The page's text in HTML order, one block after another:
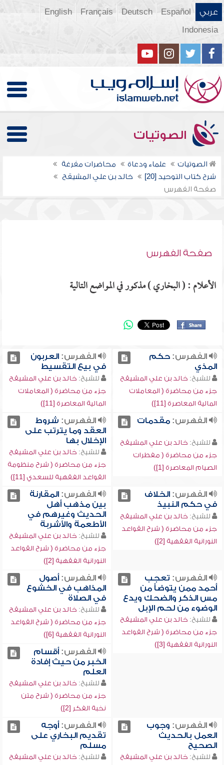
عربي Español
Deutsch
Français
English
Indonesia
الصوتيات
الصوتيات علماء ودعاة
محاضرات مفرغة
شرح كتاب التوحيد [20]
خالد بن علي المشيقح
صفحة الفهرس
صفحة الفهرس
الأعلام : ( البخاري ) مذكور في المواضع التالية
الفهرس:حكم
المذي
للشيخ: خالد بن علي المشيقح
جزء من محاضرة ( المعاملات
المالية المعاصرة [11])
الفهرس:العربون
في بيع التقسيط
للشيخ: خالد بن علي المشيقح
جزء من محاضرة ( المعاملات
المالية المعاصرة [11])
الفهرس:مقدمات
للشيخ: خالد بن علي المشيقح
جزء من محاضرة ( مفطرات
الصيام المعاصرة [1])
الفهرس: شروط
العقد وما يترتب على
الإخلال بها
للشيخ: خالد بن علي المشيقح
جزء من محاضرة ( شرح منظومة
القواعد الفقهية للسعدي [11])
الفهرس:الخلاف
في حكم النبيذ
للشيخ: خالد بن علي المشيقح
جزء من محاضرة ( شرح القواعد
النورانية الفقهية [2])
الفهرس:المقارنة
بين مذهب أهل
الحديث وغيرهم في
الأطعمة والأشربة
للشيخ: خالد بن علي المشيقح
جزء من محاضرة ( شرح القواعد
النورانية الفقهية [2])
الفهرس: تعجب
أحمد ممن يتوضأ من
مس الذكر والضحك ويدع
الوضوء من لحم الإبل
للشيخ: خالد بن علي المشيقح
جزء من محاضرة ( شرح القواعد
النورانية الفقهية [3])
الفهرس:أصول
المذاهب في الخشوع
في الصلاة
للشيخ: خالد بن علي المشيقح
جزء من محاضرة ( شرح القواعد
النورانية الفقهية [6])
الفهرس:أقسام
الخبر من حيث إفادة
العلم
للشيخ: خالد بن علي المشيقح
جزء من محاضرة ( شرح متن
نخبة الفكر [2])
الفهرس: وجوب
العمل بالحديث
الصحيح
للشيخ: خالد بن علي المشيقح
الفهرس:أوجه
تقديم البخاري على
مسلم
للشيخ: خالد بن علي المشيقح